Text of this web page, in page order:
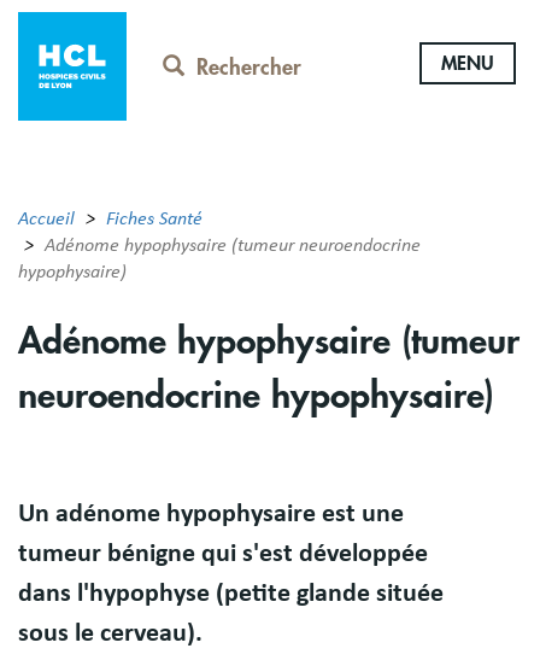
Aller
contenu
principal
Rechercher MENU
Accueil
Fiches Santé
Adénome hypophysaire (tumeur neuroendocrine
hypophysaire)
Adénome hypophysaire (tumeur
neuroendocrine hypophysaire)
Résumé
Un adénome hypophysaire est une
tumeur bénigne qui s'est développée
dans l'hypophyse (petite glande située
sous le cerveau).